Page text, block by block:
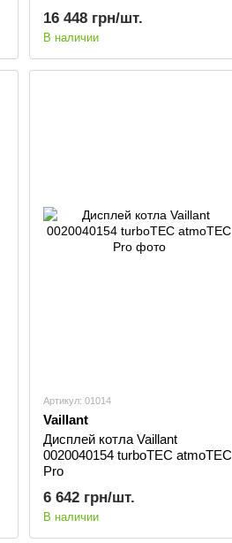
16 448 грн/шт.
В наличии
Артикул: 01014
Vaillant
Дисплей котла Vaillant
0020040154 turboTEC atmoTEC
Pro
6 642 грн/шт.
В наличии